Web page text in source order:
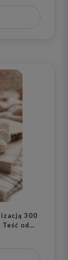
300
od